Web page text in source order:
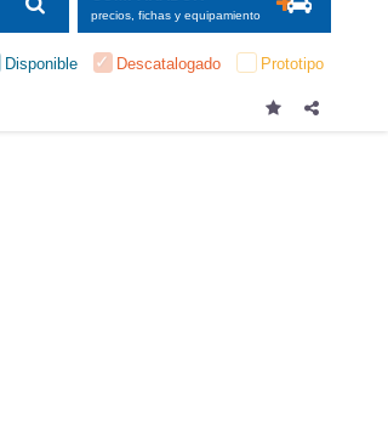
precios, fichas y equipamiento
Disponible Descatalogado Prototipo